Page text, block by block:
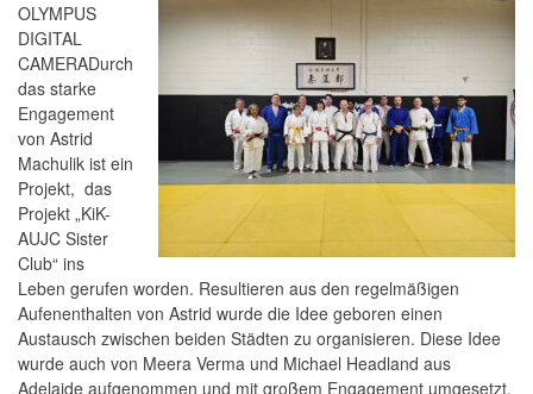
OLYMPUS
DIGITAL
CAMERADurch
das starke
Engagement
von Astrid
Machulik ist ein
Projekt, das
Projekt „KiK-
AUJC Sister
Club“ ins
Leben gerufen worden. Resultieren aus den regelmäßigen
Aufenenthalten von Astrid wurde die Idee geboren einen
Austausch zwischen beiden Städten zu organisieren. Diese Idee
wurde auch von Meera Verma und Michael Headland aus
Adelaide aufgenommen und mit großem Engagement umgesetzt.